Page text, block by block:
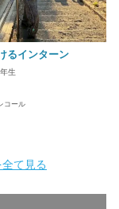
るインターン
生
コール
て見る